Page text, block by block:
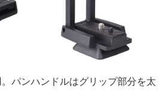
パンハンドルはグリップ部分を太